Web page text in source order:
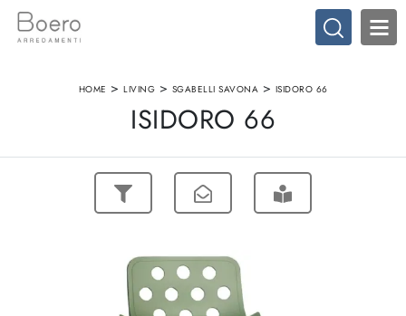
HOME > LIVING > SGABELLI SAVONA > ISIDORO 66
ISIDORO 66